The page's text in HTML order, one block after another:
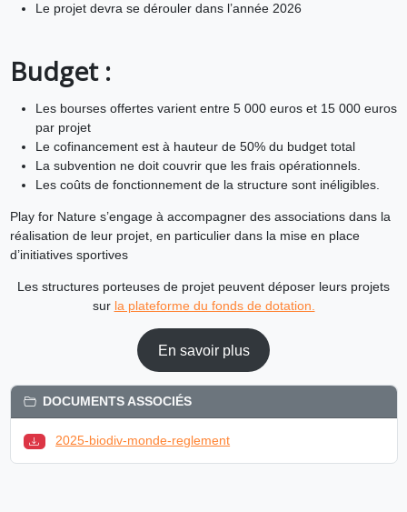
Le projet devra se dérouler dans l’année 2026
Budget :
Les bourses offertes varient entre 5 000 euros et 15 000 euros
par projet
Le cofinancement est à hauteur de 50% du budget total
La subvention ne doit couvrir que les frais opérationnels.
Les coûts de fonctionnement de la structure sont inéligibles.
Play for Nature s’engage à accompagner des associations dans la
réalisation de leur projet, en particulier dans la mise en place
d’initiatives sportives
Les structures porteuses de projet peuvent déposer leurs projets
sur la plateforme du fonds de dotation.
En savoir plus
DOCUMENTS ASSOCIÉS
2025-biodiv-monde-reglement